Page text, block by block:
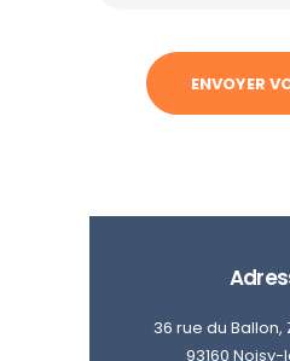
36 rue du Ballon,
93160